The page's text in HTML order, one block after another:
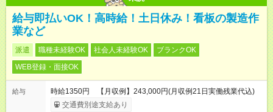
給与即払いOK！高時給！土日休み！看板の製造作
業など
派遣 職種未経験OK 社会人未経験OK
ブランクOK
WEB登録・面接OK
給与
時給1350円 【月収例】243,000円(月収例21日実働残業代込)
交通費別途支給あり